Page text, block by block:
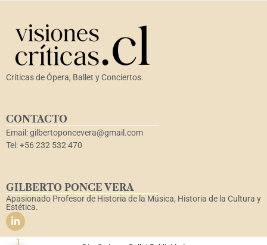
Críticas de Ópera, Ballet y Conciertos.
CONTACTO
Email: gilbertoponcevera@gmail.com
Tel: +56 232 532 470
GILBERTO PONCE VERA
Apasionado Profesor de Historia de la Música, Historia de la Cultura y
Estética.
1